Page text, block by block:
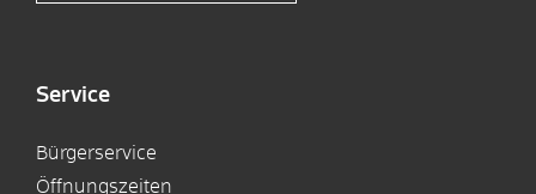
Service
Bürgerservice
Öffnungszeiten